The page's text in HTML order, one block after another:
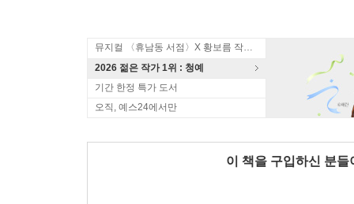
뮤지컬 〈휴남동 서점〉X 황보름 작가 북토크
2026 젊은 작가 1위 : 청예
기간 한정 특가 도서
오직, 예스24에서만
이 책을 구입하신 분